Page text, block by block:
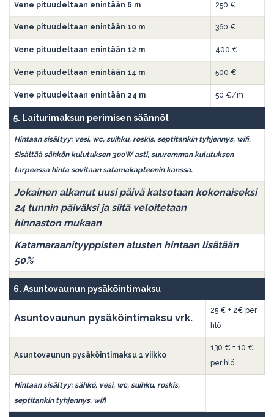
Vene pituudeltaan enintään 6 m 250 €
Vene pituudeltaan enintään 10 m 360 €
Vene pituudeltaan enintään 12 m 400 €
Vene pituudeltaan enintään 14 m 500 €
Vene pituudeltaan enintään 24 m 50 €/m
5. Laiturimaksun perimisen säännöt
Hintaan sisältyy: vesi, wc, suihku, roskis, septitankin tyhjennys, wifi.
Sisältää sähkön kulutuksen 300W asti, suuremman kulutuksen
tarpeessa hinta sovitaan satamakapteenin kanssa.
Jokainen alkanut uusi päivä katsotaan kokonaiseksi
24 tunnin päiväksi ja siitä veloitetaan
hinnaston mukaan
Katamaraanityyppisten alusten hintaan lisätään
50%
6. Asuntovaunun pysäköintimaksu
Asuntovaunun pysäköintimaksu vrk.
25 € + 2€ per
hlö
Asuntovaunun pysäköintimaksu 1 viikko
130 € + 10 €
per hlö.
Hintaan sisältyy: sähkö, vesi, wc, suihku, roskis,
septitankin tyhjennys, wifi